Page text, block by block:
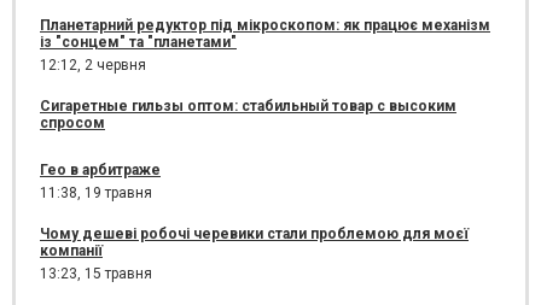
Планетарний редуктор під мікроскопом: як працює механізм
із "сонцем" та "планетами"
12:12, 2 червня
Сигаретные гильзы оптом: стабильный товар с высоким
спросом
Гео в арбитраже
11:38, 19 травня
Чому дешеві робочі черевики стали проблемою для моєї
компанії
13:23, 15 травня